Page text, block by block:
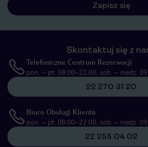
Zapisz się
Skontaktuj się z
Telefoniczne Centrum Rezerwacji
pon. – pt. 08:00–22:00, sob. – niedz.
22 270 31 20
Biuro Obsługi Klienta
pon. – pt. 08:00–22:00, sob. – niedz.
22 255 04 02